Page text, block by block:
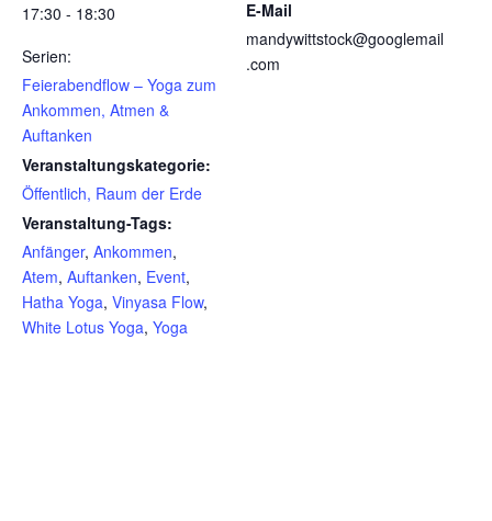
17:30 - 18:30
Serien:
Feierabendflow – Yoga zum
Ankommen, Atmen &
Auftanken
Veranstaltungskategorie:
Öffentlich, Raum der Erde
Veranstaltung-Tags:
Anfänger, Ankommen,
Atem, Auftanken, Event,
Hatha Yoga, Vinyasa Flow,
White Lotus Yoga, Yoga
E-Mail
mandywittstock@googlemail
.com